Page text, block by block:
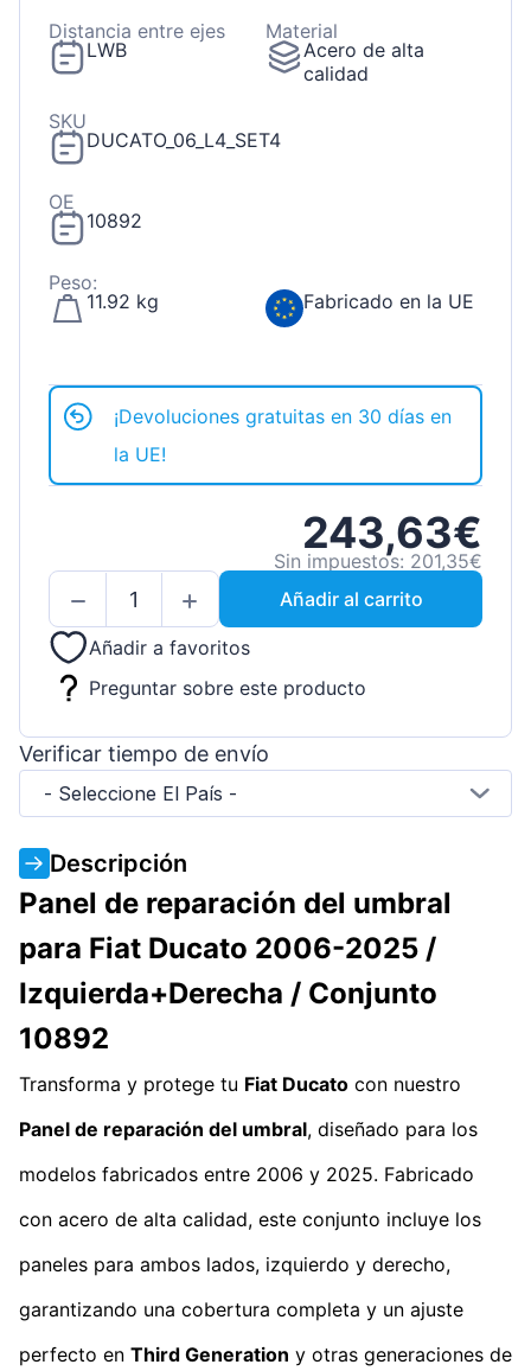
Distancia entre ejes
LWB
Material
Acero de alta
calidad
SKU
DUCATO_06_L4_SET4
OE
10892
Peso:
11.92 kg
Fabricado en la UE
¡Devoluciones gratuitas en 30 días en
la UE!
243,63€
Sin impuestos: 201,35€
Añadir al carrito
Añadir a favoritos
Preguntar sobre este producto
Verificar tiempo de envío
- Seleccione El País -
Descripción
Panel de reparación del umbral
para Fiat Ducato 2006-2025 /
Izquierda+Derecha / Conjunto
10892
Transforma y protege tu Fiat Ducato con nuestro
Panel de reparación del umbral, diseñado para los
modelos fabricados entre 2006 y 2025. Fabricado
con acero de alta calidad, este conjunto incluye los
paneles para ambos lados, izquierdo y derecho,
garantizando una cobertura completa y un ajuste
perfecto en Third Generation y otras generaciones de